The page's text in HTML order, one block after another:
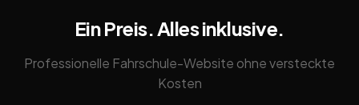
Ein Preis. Alles inklusive.
Professionelle Fahrschule-Website ohne versteckte
Kosten